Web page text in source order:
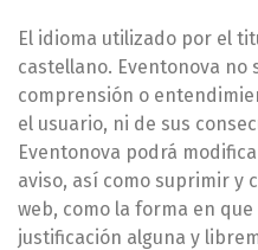
El idioma utilizado por el
castellano. Eventonova no
comprensión o
el usuario, ni de sus
Eventonova podrá
aviso, así como suprimir y
web, como la forma en
justificación alguna y